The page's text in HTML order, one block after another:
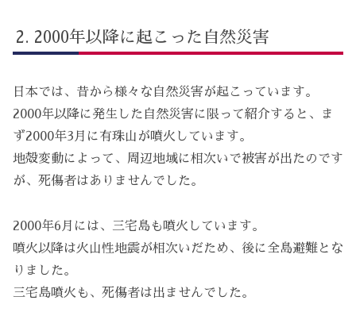
2000年以降に起こった自然災害
日本では、昔から様々な自然災害が起こっています。
2000年以降に発生した自然災害に限って紹介すると、ま
ず2000年3月に有珠山が噴火しています。
地殻変動によって、周辺地域に相次いで被害が出たのです
が、死傷者はありませんでした。
2000年6月には、三宅島も噴火しています。
噴火以降は火山性地震が相次いだため、後に全島避難とな
りました。
三宅島噴火も、死傷者は出ませんでした。